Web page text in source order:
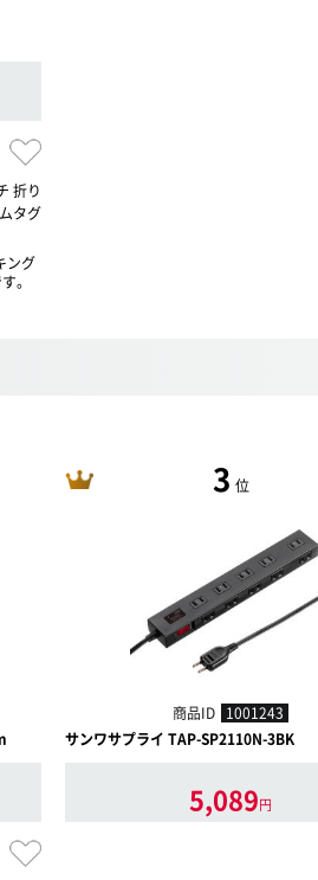
折り
タグ
ング
。
3 位
商品ID 1001243
サンワサプライ TAP-SP2110N-3BK
5,089円